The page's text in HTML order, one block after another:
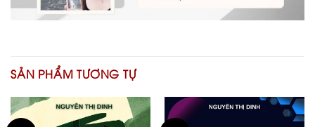
SẢN PHẨM TƯƠNG TỰ